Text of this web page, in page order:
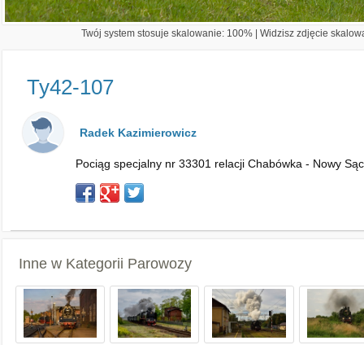
Twój system stosuje skalowanie: 100% | Widzisz zdjęcie
Ty42-107
Radek Kazimierowicz
Pociąg specjalny nr 33301 relacji Chabówka - Nowy
Inne w Kategorii Parowozy